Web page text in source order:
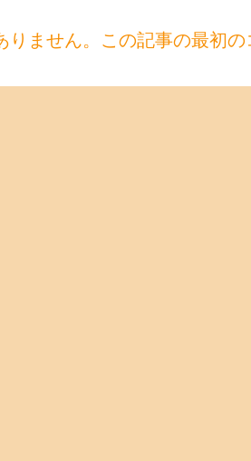
りません。この記事の最初